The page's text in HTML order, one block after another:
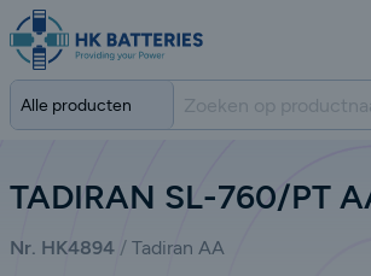
TADIRAN SL-760/PT
Nr. HK4894 Tadiran AA